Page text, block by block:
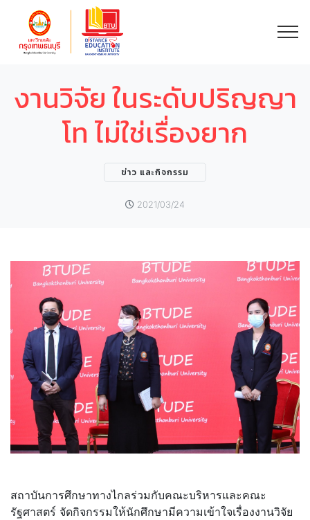
งานวิจัย ในระดับปริญญา
โท ไม่ใช่เรื่องยาก
ข่าว และกิจกรรม
2021/03/24
สถาบันการศึกษาทางไกลร่วมกับคณะบริหารและคณะ
รัฐศาสตร์ จัดกิจกรรมให้นักศึกษามีความเข้าใจเรื่องงานวิจัย